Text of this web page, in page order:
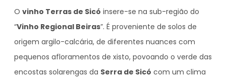
O vinho Terras de Sicó insere-se na sub-região do
“Vinho Regional Beiras”. É proveniente de solos de
origem argilo-calcária, de diferentes nuances com
pequenos afloramentos de xisto, povoando o verde das
encostas solarengas da Serra de Sicó com um clima